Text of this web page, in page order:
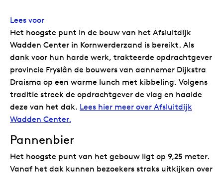
Lees voor
Het hoogste punt in de bouw van het Afsluitdijk
Wadden Center in Kornwerderzand is bereikt. Als
dank voor hun harde werk, trakteerde opdrachtgever
provincie Fryslân de bouwers van aannemer Dijkstra
Draisma op een warme lunch met kibbeling. Volgens
traditie streek de opdrachtgever de vlag en haalde
deze van het dak. Lees hier meer over Afsluitdijk
Wadden Center.
Pannenbier
Het hoogste punt van het gebouw ligt op 9,25 meter.
Vanaf het dak kunnen bezoekers straks uitkijken over